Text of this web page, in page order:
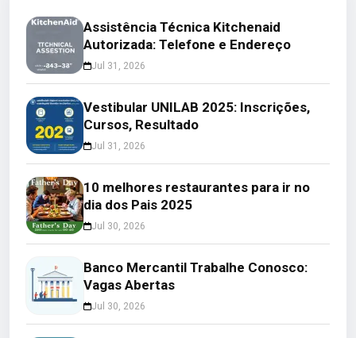
Assistência Técnica Kitchenaid
Autorizada: Telefone e Endereço
Jul 31, 2026
Vestibular UNILAB 2025: Inscrições,
Cursos, Resultado
Jul 31, 2026
10 melhores restaurantes para ir no
dia dos Pais 2025
Jul 30, 2026
Banco Mercantil Trabalhe Conosco:
Vagas Abertas
Jul 30, 2026